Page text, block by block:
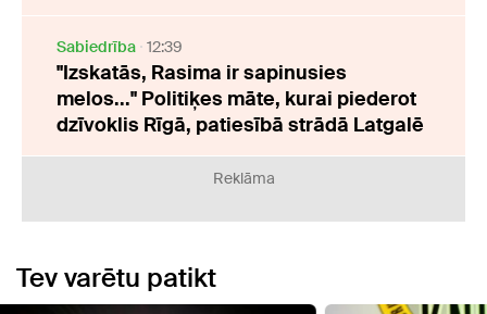
Sabiedrība 12:39
"Izskatās, Rasima ir sapinusies
melos..." Politiķes māte, kurai piederot
dzīvoklis Rīgā, patiesībā strādā Latgalē
Reklāma
Tev varētu patikt